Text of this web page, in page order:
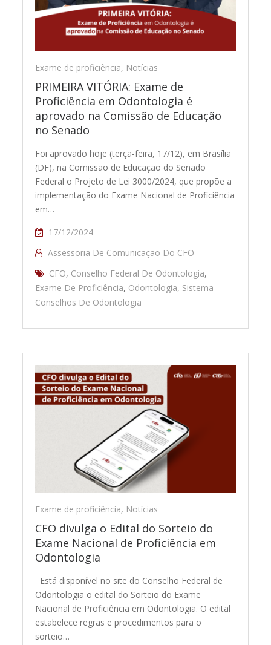
Exame de proficiência, Notícias
PRIMEIRA VITÓRIA: Exame de
Proficiência em Odontologia é
aprovado na Comissão de Educação
no Senado
Foi aprovado hoje (terça-feira, 17/12), em Brasília
(DF), na Comissão de Educação do Senado
Federal o Projeto de Lei 3000/2024, que propõe a
implementação do Exame Nacional de Proficiência
em…
17/12/2024
Assessoria De Comunicação Do CFO
CFO, Conselho Federal De Odontologia,
Exame De Proficiência, Odontologia, Sistema
Conselhos De Odontologia
Exame de proficiência, Notícias
CFO divulga o Edital do Sorteio do
Exame Nacional de Proficiência em
Odontologia
Está disponível no site do Conselho Federal de
Odontologia o edital do Sorteio do Exame
Nacional de Proficiência em Odontologia. O edital
estabelece regras e procedimentos para o
sorteio…